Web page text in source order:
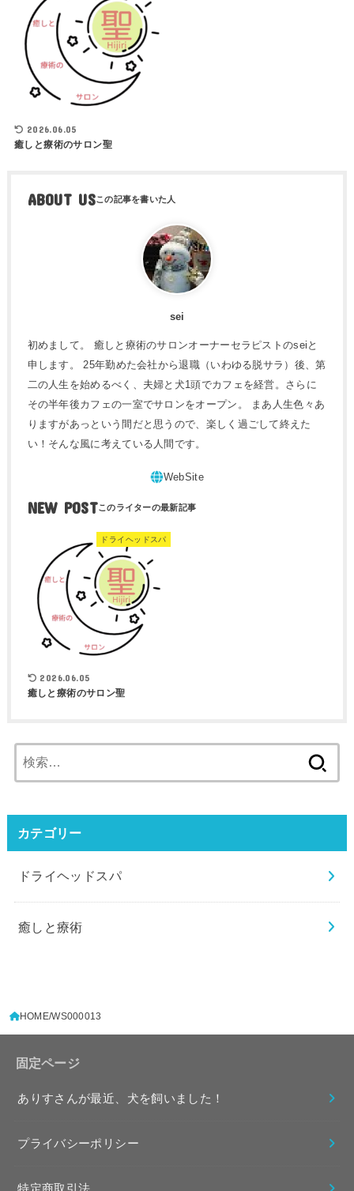
2026.06.05
癒しと療術のサロン聖
ABOUT US
sei
初めまして。 癒しと療術のサロンオーナーセラピストのseiと
申します。 25年勤めた会社から退職（いわゆる脱サラ）後、第
二の人生を始めるべく、夫婦と犬1頭でカフェを経営。さらに
その半年後カフェの一室でサロンをオープン。 まあ人生色々あ
りますがあっという間だと思うので、楽しく過ごして終えた
い！そんな風に考えている人間です。
NEW POST
ドライヘッドスパ
2026.06.05
癒しと療術のサロン聖
索:
カテゴリー
ドライヘッドスパ
癒しと療術
HOME WS000013
固定ページ
ありすさんが最近、犬を飼いました！
プライバシーポリシー